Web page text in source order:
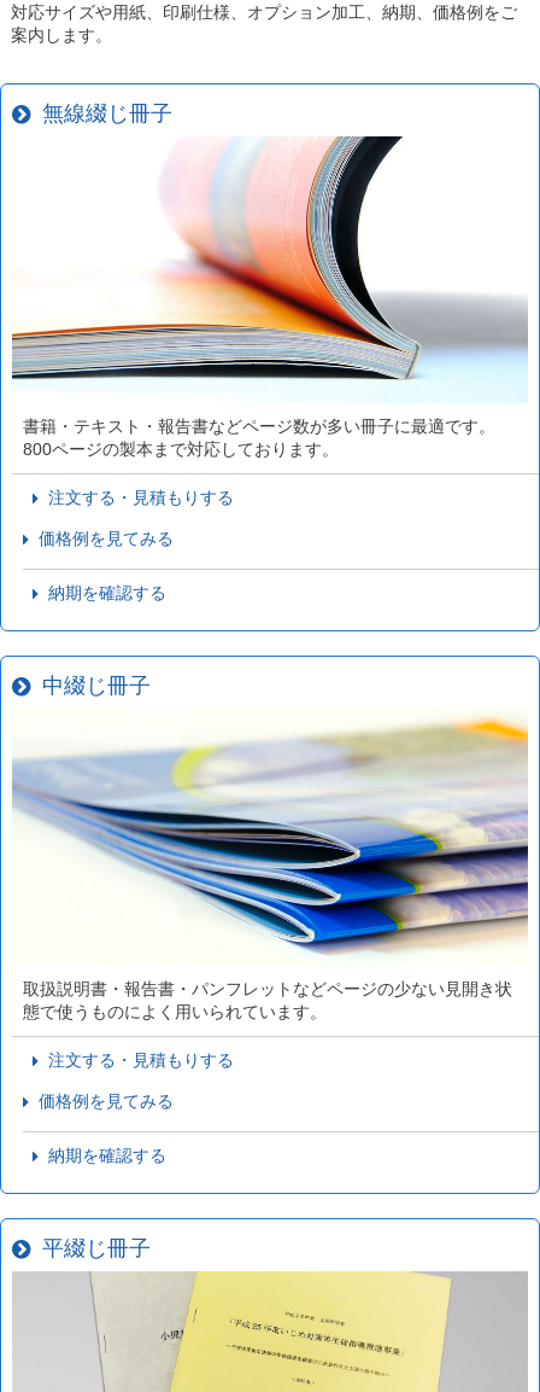
対応サイズや用紙、印刷仕様、オプション加工、納期、価格例をご
案内します。
無線綴じ冊子
書籍・テキスト・報告書などページ数が多い冊子に最適です。
800ページの製本まで対応しております。
注文する・見積もりする
価格例を見てみる
納期を確認する
中綴じ冊子
取扱説明書・報告書・パンフレットなどページの少ない見開き状
態で使うものによく用いられています。
注文する・見積もりする
価格例を見てみる
納期を確認する
平綴じ冊子